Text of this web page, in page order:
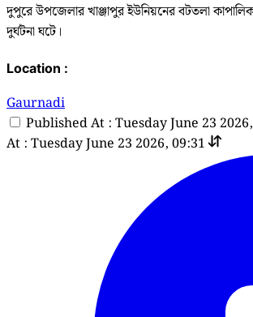
দুপুরে উপজেলার খাঞ্জাপুর ইউনিয়নের বটতলা
দুর্ঘটনা ঘটে।
Location :
Gaurnadi
Published At : Tuesday June 23
At : Tuesday June 23 2026, 09:31